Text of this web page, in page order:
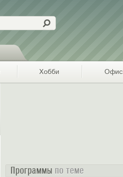
Хобби Офис
Программы по теме